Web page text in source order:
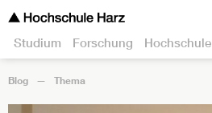
Studium Forschung Hochschule
Blog Thema